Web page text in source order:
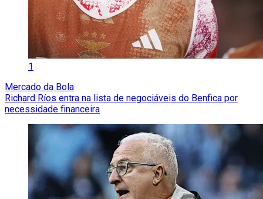
1
Mercado da Bola
Richard Ríos entra na lista de negociáveis do Benfica por
necessidade financeira